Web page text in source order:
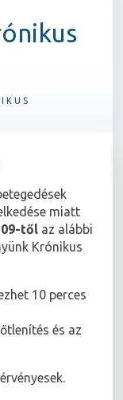
miatt
09-től az alábbi
Krónikus
10 perces
és az